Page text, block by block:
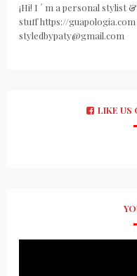
¡Hi! I ´ m a personal stylist
stuff https://guapologia.com
styledbypaty@gmail.com
LIKE US